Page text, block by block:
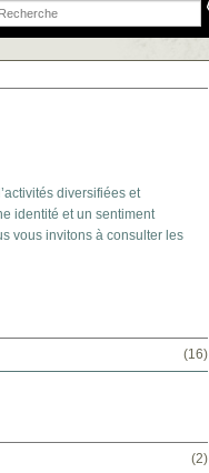
diversifiées et
identité et un sentiment
vous invitons à consulter les
(16)
(2)